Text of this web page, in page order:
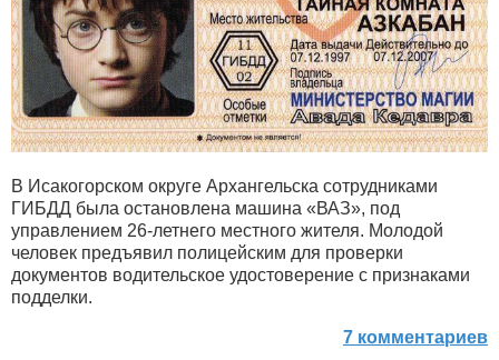
В Исакогорском округе Архангельска сотрудниками
ГИБДД была остановлена машина «ВАЗ», под
управлением 26-летнего местного жителя. Молодой
человек предъявил полицейским для проверки
документов водительское удостоверение с признаками
подделки.
7 комментариев